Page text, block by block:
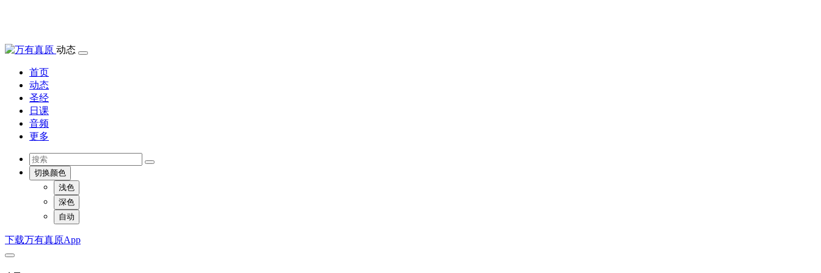
动态
首页
动态
圣经
日课
音频
更多
切换颜色
浅色
深色
自动
下载万有真原App